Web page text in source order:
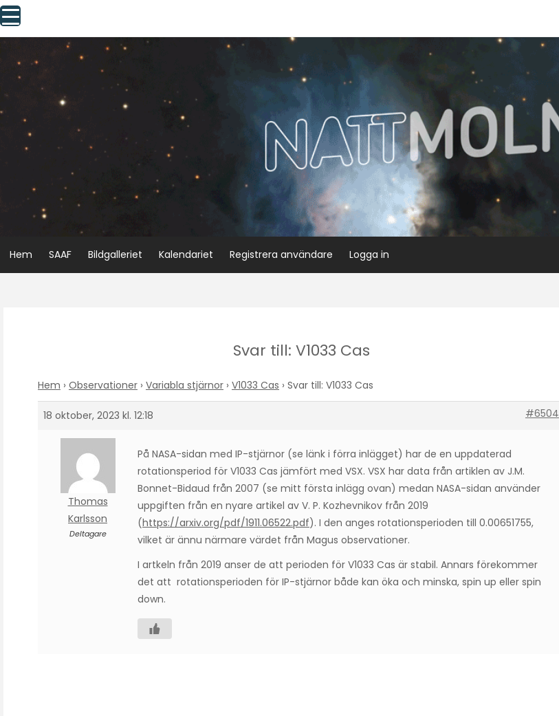
Skip
to
content
Hem SAAF Bildgalleriet Kalendariet Registrera användare Logga in
Svar till: V1033 Cas
Hem › Observationer › Variabla stjärnor › V1033 Cas › Svar till: V1033 Cas
18 oktober, 2023 kl. 12:18 #6504
Thomas
Karlsson
Deltagare
På NASA-sidan med IP-stjärnor (se länk i förra inlägget) har de en uppdaterad
rotationsperiod för V1033 Cas jämfört med VSX. VSX har data från artiklen av J.M.
Bonnet-Bidaud från 2007 (se mitt första inlägg ovan) medan NASA-sidan använder
uppgiften från en nyare artikel av V. P. Kozhevnikov från 2019
(https://arxiv.org/pdf/1911.06522.pdf). I den anges rotationsperioden till 0.00651755,
vilket är ännu närmare värdet från Magus observationer.
I artkeln från 2019 anser de att perioden för V1033 Cas är stabil. Annars förekommer
det att rotationsperioden för IP-stjärnor både kan öka och minska, spin up eller spin
down.